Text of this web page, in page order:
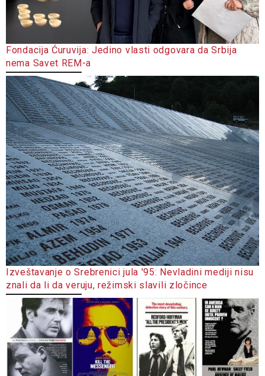
Fondacija Ćuruvija: Jedino vlasti odgovara da Srbija
nema Savet REM-a
Izveštavanje o Srebrenici jula '95: Nevladini mediji nisu
znali da li da veruju, režimski slavili zločince